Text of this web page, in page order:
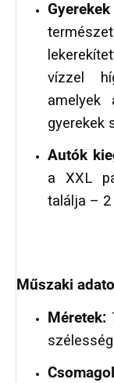
vízzel
amelyek
gyerekek
Autók
a XXL
találja – 2
Műszaki
Méretek: